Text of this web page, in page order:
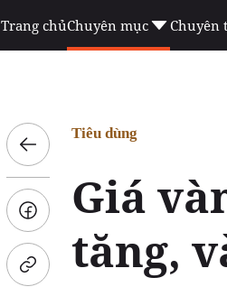
Trang chủChuyên mục Chuyên
Tiêu dùng
Giá
tăng,